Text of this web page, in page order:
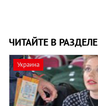
ЧИТАЙТЕ В РАЗДЕЛЕ
Украина